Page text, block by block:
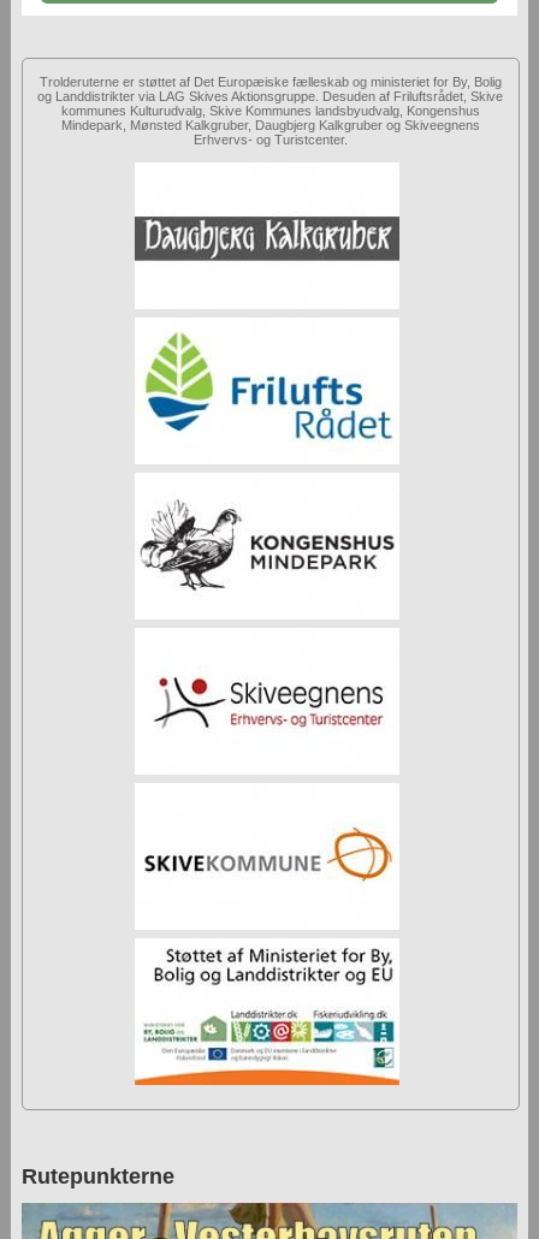
Trolderuterne er støttet af Det Europæiske fælleskab og ministeriet for By, Bolig
og Landdistrikter via LAG Skives Aktionsgruppe. Desuden af Friluftsrådet, Skive
kommunes Kulturudvalg, Skive Kommunes landsbyudvalg, Kongenshus
Mindepark, Mønsted Kalkgruber, Daugbjerg Kalkgruber og Skiveegnens
Erhvervs- og Turistcenter.
Rutepunkterne